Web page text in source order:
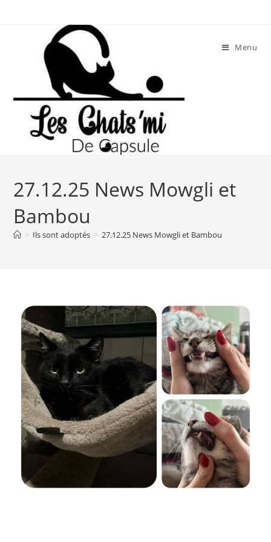
Menu
27.12.25 News Mowgli et
Bambou
> Ils sont adoptés > 27.12.25 News Mowgli et Bambou